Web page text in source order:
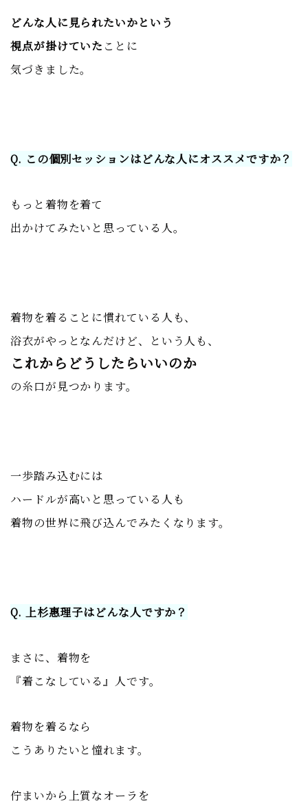
どんな人に見られたいかという
視点が掛けていた ことに
気づきました。
Q. この個別セッションはどんな人にオススメですか？
もっと着物を着て
出かけてみたいと思っている人。
着物を着ることに慣れている人も、
浴衣がやっとなんだけど、という人も、
これからどうしたらいいのか
の糸口が見つかります。
一歩踏み込むには
ハードルが高いと思っている人も
着物の世界に飛び込んでみたくなります。
Q. 上杉惠理子はどんな人ですか？
まさに、着物を
『着こなしている』人です。
着物を着るなら
こうありたいと憧れます。
佇まいから上質なオーラを